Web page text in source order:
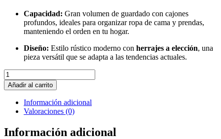
Capacidad: Gran volumen de guardado con cajones
profundos, ideales para organizar ropa de cama y prendas,
manteniendo el orden en tu hogar.
Diseño: Estilo rústico moderno con herrajes a elección, una
pieza versátil que se adapta a las tendencias actuales.
Cómoda
Álamo
120
cantidad
Añadir al carrito
Información adicional
Valoraciones (0)
Información adicional